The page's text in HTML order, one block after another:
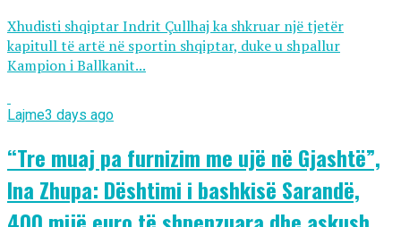
Xhudisti shqiptar Indrit Çullhaj ka shkruar një tjetër
kapitull të artë në sportin shqiptar, duke u shpallur
Kampion i Ballkanit...
Lajme3 days ago
“Tre muaj pa furnizim me ujë në Gjashtë”,
Ina Zhupa: Dështimi i bashkisë Sarandë,